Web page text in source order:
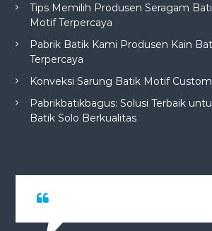
Tips Memilih Produsen Seragam
Motif Terpercaya
Pabrik Batik Kami Produsen Kain
Terpercaya
Konveksi Sarung Batik Motif
Pabrikbatikbagus: Solusi Terbaik
Batik Solo Berkualitas